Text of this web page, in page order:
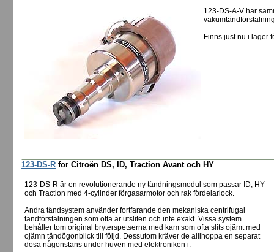
123-DS-A-V har
Finns just nu i lager
123-DS-R for Citroën DS, ID, Traction Avant och HY
123-DS-R är en revolutionerande ny tändningsmodul som passar ID, HY
och Traction med 4-cylinder förgasarmotor och rak fördelarlock.
Andra tändsystem använder fortfarande den mekaniska centrifugal
tändförstälningen som ofta är utsliten och inte exakt. Vissa system
behåller tom original bryterspetserna med kam som ofta slits ojämt med
ojämn tändögonblick till följd. Dessutom kräver de allihoppa en separat
dosa någonstans under huven med elektroniken i.